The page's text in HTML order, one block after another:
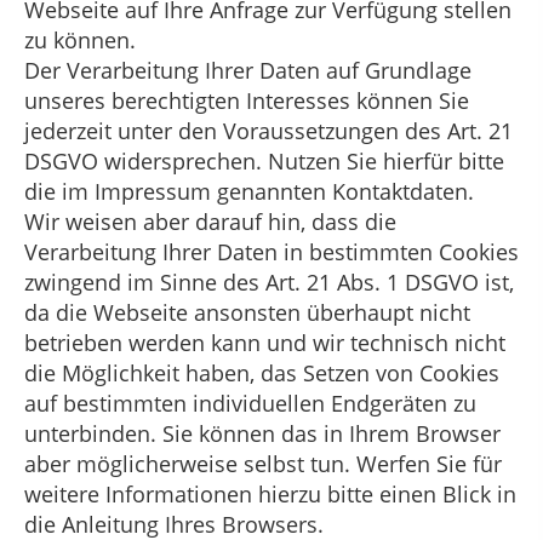
Webseite auf Ihre Anfrage zur Verfügung stellen
zu können.
Der Verarbeitung Ihrer Daten auf Grundlage
unseres berechtigten Interesses können Sie
jederzeit unter den Voraussetzungen des Art. 21
DSGVO widersprechen. Nutzen Sie hierfür bitte
die im Impressum genannten Kontaktdaten.
Wir weisen aber darauf hin, dass die
Verarbeitung Ihrer Daten in bestimmten Cookies
zwingend im Sinne des Art. 21 Abs. 1 DSGVO ist,
da die Webseite ansonsten überhaupt nicht
betrieben werden kann und wir technisch nicht
die Möglichkeit haben, das Setzen von Cookies
auf bestimmten individuellen Endgeräten zu
unterbinden. Sie können das in Ihrem Browser
aber möglicherweise selbst tun. Werfen Sie für
weitere Informationen hierzu bitte einen Blick in
die Anleitung Ihres Browsers.